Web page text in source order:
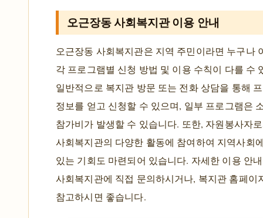
오근장동 사회복지관 이용 안내
오근장동 사회복지관은 지역 주민이라면 누구나
각 프로그램별 신청 방법 및 이용 수칙이 다를 수
일반적으로 복지관 방문 또는 전화 상담을 통해
정보를 얻고 신청할 수 있으며, 일부 프로그램은
참가비가 발생할 수 있습니다. 또한, 자원봉사자
사회복지관의 다양한 활동에 참여하여 지역사회
있는 기회도 마련되어 있습니다. 자세한 이용 안
사회복지관에 직접 문의하시거나, 복지관 홈페이
참고하시면 좋습니다.